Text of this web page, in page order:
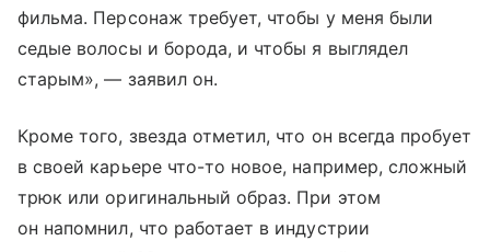
фильма. Персонаж требует, чтобы у меня были
седые волосы и борода, и чтобы я выглядел
старым», — заявил он.
Кроме того, звезда отметил, что он всегда пробует
в своей карьере что-то новое, например, сложный
трюк или оригинальный образ. При этом
он напомнил, что работает в индустрии